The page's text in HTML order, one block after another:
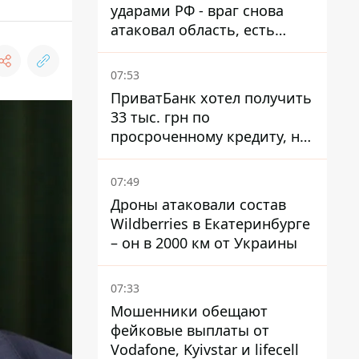
ударами РФ - враг снова
атаковал область, есть
разрушения и пожары
07:53
ПриватБанк хотел получить
33 тыс. грн по
просроченному кредиту, но
суд взыскал с должницы
только 22 тыс. грн
07:49
Дроны атаковали состав
Wildberries в Екатеринбурге
– он в 2000 км от Украины
07:33
Мошенники обещают
фейковые выплаты от
Vodafone, Kyivstar и lifecell